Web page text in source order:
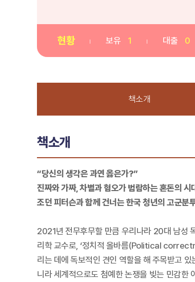
현황 보유 1 대출 0
책소개
책소개
“당신의 생각은 과연 옳은가?”
진짜와 가짜, 차별과 혐오가 범람하는 혼돈의 시
조던 피터슨과 함께 건너는 한국 청년의 고군분
2021년 전무후무할 만큼 우리나라 20대 남성
리학 교수로, ‘정치적 올바름(Political
리는 데에 독보적인 견인 역할을 해 주목받고
니라 세계적으로도 첨예한 논쟁을 빚는 민감한